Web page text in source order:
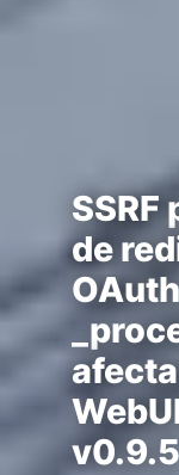
SSRF
de
OAuth
v0.9.5